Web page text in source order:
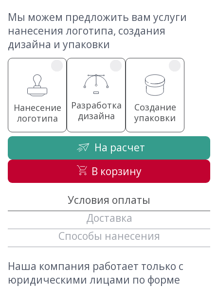
Мы можем предложить вам услуги
нанесения логотипа, создания
дизайна и упаковки
Нанесение
логотипа
Разработка
дизайна
Создание
упаковки
На расчет
В корзину
Условия оплаты
Доставка
Способы нанесения
Наша компания работает только с
юридическими лицами по форме